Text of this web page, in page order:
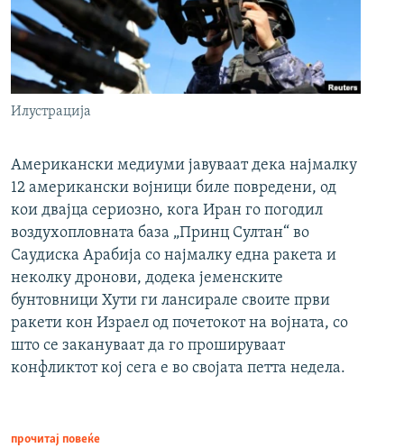
Илустрација
Американски медиуми јавуваат дека најмалку
12 американски војници биле повредени, од
кои двајца сериозно, кога Иран го погодил
воздухопловната база „Принц Султан“ во
Саудиска Арабија со најмалку една ракета и
неколку дронови, додека јеменските
бунтовници Хути ги лансирале своите први
ракети кон Израел од почетокот на војната, со
што се закануваат да го прошируваат
конфликтот кој сега е во својата петта недела.
прочитај повеќе